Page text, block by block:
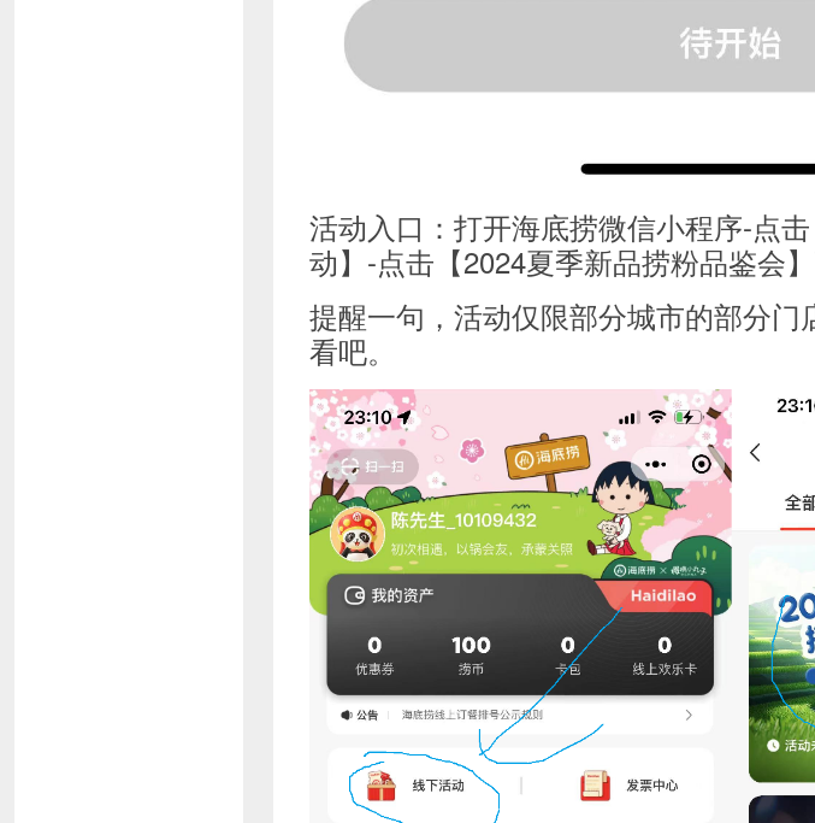
活动入口：打开海底捞微信小程序-点
动】-点击【2024夏季新品捞粉品鉴会
提醒一句，活动仅限部分城市的部分
看吧。